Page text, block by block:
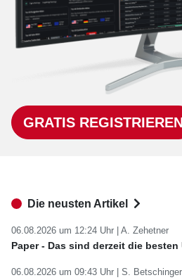
GRATIS REGISTRIEREN
Die neusten Artikel
06.08.2026 um 12:24 Uhr | A. Zehetner
Paper - Das sind derzeit die besten
06.08.2026 um 09:43 Uhr | S. Betschinger